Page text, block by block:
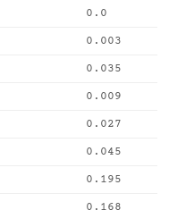
0.0
0.003
0.035
0.009
0.027
0.045
0.195